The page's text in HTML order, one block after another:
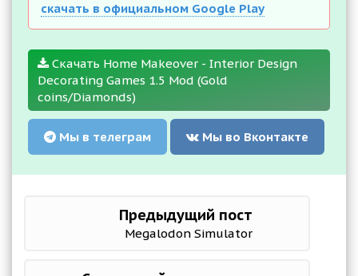
скачать в официальном Google Play
Скачать Home Makeover - Interior Design
Decorating Games 1.5 Mod (Gold
coins/Diamonds)
Мы в телеграм Мы во Вконтакте
Предыдущий пост
Megalodon Simulator